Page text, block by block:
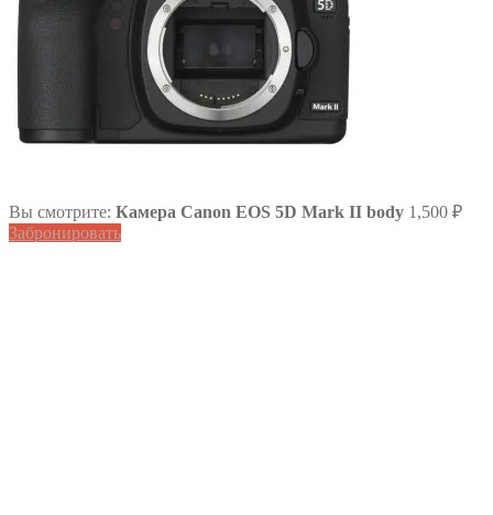
Вы смотрите: Камера Canon EOS 5D Mark II body 1,500 ₽
Забронировать